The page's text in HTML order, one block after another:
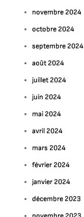
novembre 2024
octobre 2024
septembre 2024
août 2024
juillet 2024
juin 2024
mai 2024
avril 2024
mars 2024
février 2024
janvier 2024
décembre 2023